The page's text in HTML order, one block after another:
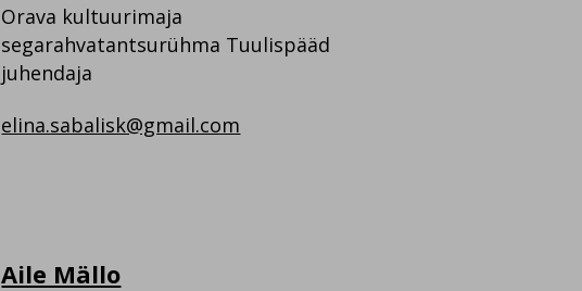
Orava kultuurimaja
segarahvatantsurühma Tuulispääd
juhendaja
elina.sabalisk@gmail.com
Aile Mällo